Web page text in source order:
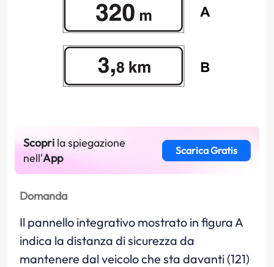
Scopri la spiegazione
nell'App
Scarica Gratis
Domanda
Il pannello integrativo mostrato in figura A
indica la distanza di sicurezza da
mantenere dal veicolo che sta davanti (121)